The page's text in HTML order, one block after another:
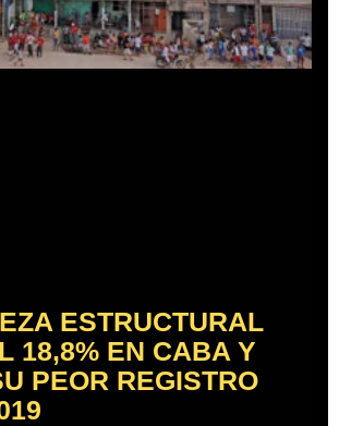
ESTRUCTURAL
18,8% EN CABA Y
PEOR REGISTRO